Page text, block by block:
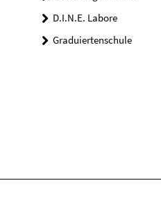
D.I.N.E. Labore
Graduiertenschule